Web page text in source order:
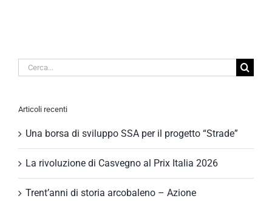
Cerca
Articoli recenti
Una borsa di sviluppo SSA per il progetto “Strade”
La rivoluzione di Casvegno al Prix Italia 2026
Trent’anni di storia arcobaleno – Azione